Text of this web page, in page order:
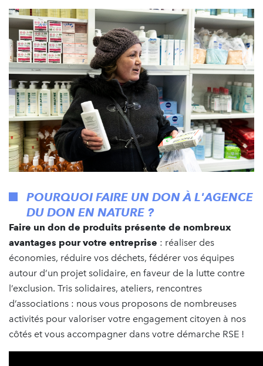
POURQUOI FAIRE UN DON À L'AGENCE
DU DON EN NATURE ?
Faire un don de produits présente de nombreux
avantages pour votre entreprise : réaliser des
économies, réduire vos déchets, fédérer vos équipes
autour d’un projet solidaire, en faveur de la lutte contre
l’exclusion. Tris solidaires, ateliers, rencontres
d’associations : nous vous proposons de nombreuses
activités pour valoriser votre engagement citoyen à nos
côtés et vous accompagner dans votre démarche RSE !